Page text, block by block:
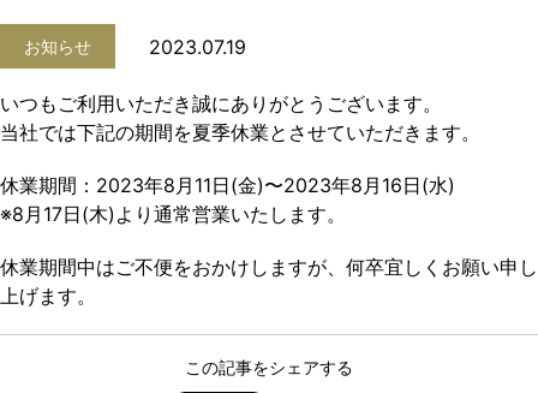
お知らせ 2023.07.19
いつもご利用いただき誠にありがとうございます。
当社では下記の期間を夏季休業とさせていただきます。
休業期間：2023年8月11日(金)〜2023年8月16日(水)
※8月17日(木)より通常営業いたします。
休業期間中はご不便をおかけしますが、何卒宜しくお願い申し
上げます。
この記事をシェアする